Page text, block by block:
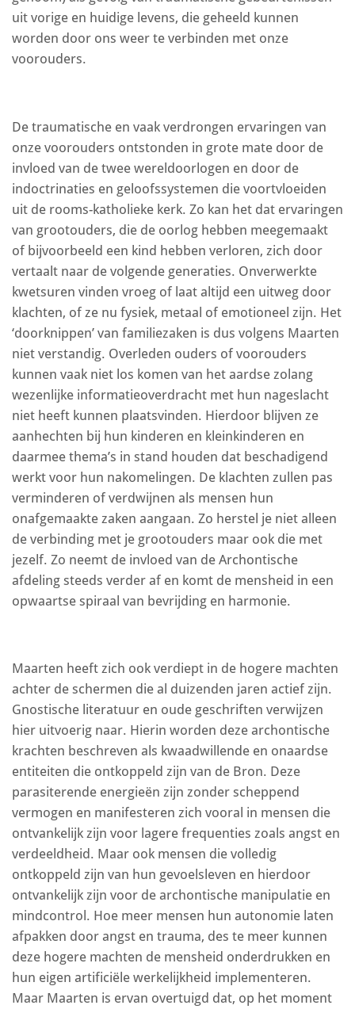
uit vorige en huidige levens, die geheeld kunnen
worden door ons weer te verbinden met onze
voorouders.
De traumatische en vaak verdrongen ervaringen van
onze voorouders ontstonden in grote mate door de
invloed van de twee wereldoorlogen en door de
indoctrinaties en geloofssystemen die voortvloeiden
uit de rooms-katholieke kerk. Zo kan het dat ervaringen
van grootouders, die de oorlog hebben meegemaakt
of bijvoorbeeld een kind hebben verloren, zich door
vertaalt naar de volgende generaties. Onverwerkte
kwetsuren vinden vroeg of laat altijd een uitweg door
klachten, of ze nu fysiek, metaal of emotioneel zijn. Het
‘doorknippen’ van familiezaken is dus volgens Maarten
niet verstandig. Overleden ouders of voorouders
kunnen vaak niet los komen van het aardse zolang
wezenlijke informatieoverdracht met hun nageslacht
niet heeft kunnen plaatsvinden. Hierdoor blijven ze
aanhechten bij hun kinderen en kleinkinderen en
daarmee thema’s in stand houden dat beschadigend
werkt voor hun nakomelingen. De klachten zullen pas
verminderen of verdwijnen als mensen hun
onafgemaakte zaken aangaan. Zo herstel je niet alleen
de verbinding met je grootouders maar ook die met
jezelf. Zo neemt de invloed van de Archontische
afdeling steeds verder af en komt de mensheid in een
opwaartse spiraal van bevrijding en harmonie.
Maarten heeft zich ook verdiept in de hogere machten
achter de schermen die al duizenden jaren actief zijn.
Gnostische literatuur en oude geschriften verwijzen
hier uitvoerig naar. Hierin worden deze archontische
krachten beschreven als kwaadwillende en onaardse
entiteiten die ontkoppeld zijn van de Bron. Deze
parasiterende energieën zijn zonder scheppend
vermogen en manifesteren zich vooral in mensen die
ontvankelijk zijn voor lagere frequenties zoals angst en
verdeeldheid. Maar ook mensen die volledig
ontkoppeld zijn van hun gevoelsleven en hierdoor
ontvankelijk zijn voor de archontische manipulatie en
mindcontrol. Hoe meer mensen hun autonomie laten
afpakken door angst en trauma, des te meer kunnen
deze hogere machten de mensheid onderdrukken en
hun eigen artificiële werkelijkheid implementeren.
Maar Maarten is ervan overtuigd dat, op het moment